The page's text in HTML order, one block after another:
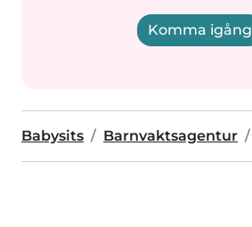
Komma igång
Babysits Barnvaktsagentur